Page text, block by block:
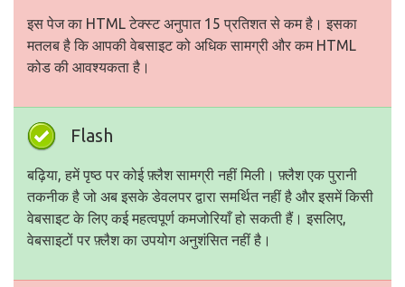
इस पेज का HTML टेक्स्ट अनुपात 15 प्रतिशत से कम है। इसका
मतलब है कि आपकी वेबसाइट को अधिक सामग्री और कम HTML
कोड की आवश्यकता है।
Flash
बढ़िया, हमें पृष्ठ पर कोई फ़्लैश सामग्री नहीं मिली। फ़्लैश एक पुरानी
तकनीक है जो अब इसके डेवलपर द्वारा समर्थित नहीं है और इसमें किसी
वेबसाइट के लिए कई महत्वपूर्ण कमजोरियाँ हो सकती हैं। इसलिए,
वेबसाइटों पर फ़्लैश का उपयोग अनुशंसित नहीं है।